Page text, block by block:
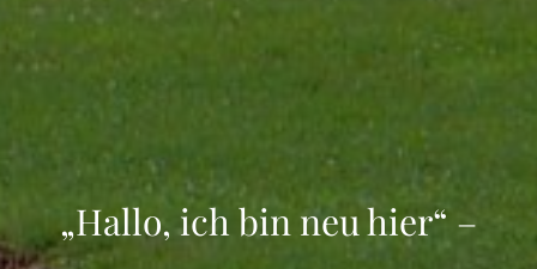
„Hallo, ich bin neu hier“ –